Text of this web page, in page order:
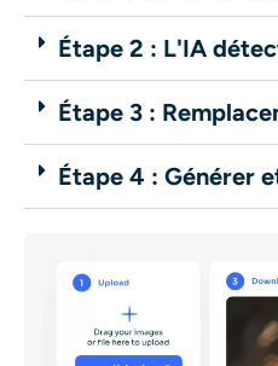
Étape 2 : L'IA
Étape 3 :
Étape 4 : Générer